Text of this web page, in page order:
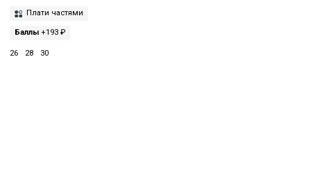
Плати частями
Баллы +193 ₽
26 28 30